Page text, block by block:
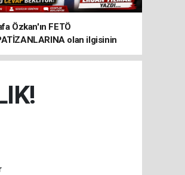
Özkan'ın FETÖ
olan ilgisinin
nedir?